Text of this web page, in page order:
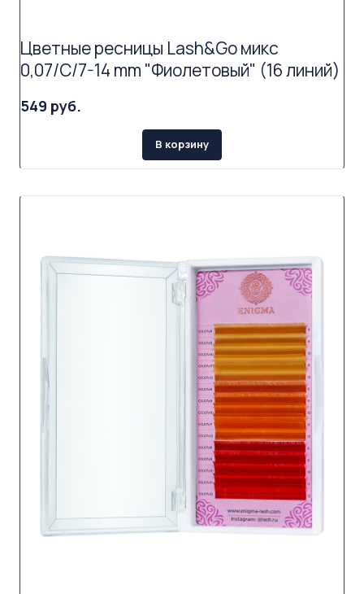
Цветные ресницы Lash&Go микс
0,07/C/7-14 mm "Фиолетовый" (16 линий)
549 руб.
В корзину